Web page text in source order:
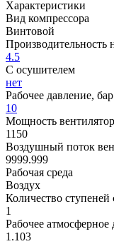
Характеристики
Вид компрессора
Винтовой
Производительность
4.5
С осушителем
нет
Рабочее давление, бар
10
Мощность
1150
Воздушный поток
9999.999
Рабочая среда
Воздух
Количество ступеней
1
Рабочее
1.103